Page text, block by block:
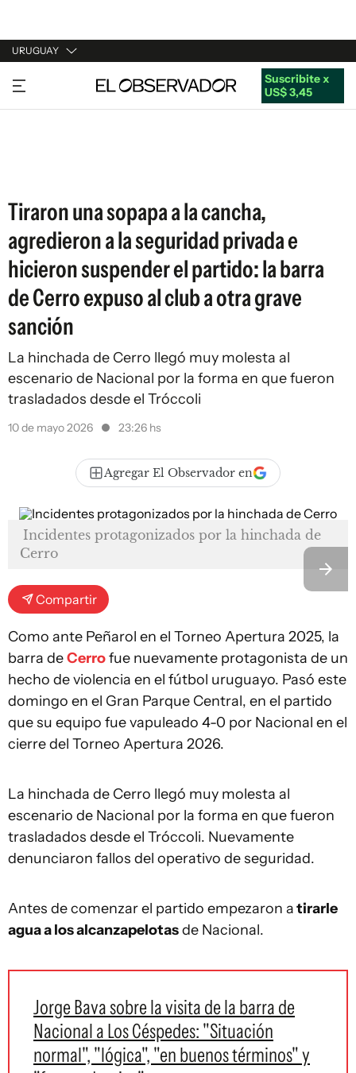
URUGUAY
URUGUAY
ARGENTINA
Suscribite x
US$ 3,45
Tiraron una sopapa a la cancha,
agredieron a la seguridad privada e
hicieron suspender el partido: la barra
de Cerro expuso al club a otra grave
sanción
La hinchada de Cerro llegó muy molesta al
escenario de Nacional por la forma en que fueron
trasladados desde el Tróccoli
10 de mayo 2026 23:26 hs
Agregar El Observador en
Incidentes protagonizados por la hinchada de
Cerro
Compartir
Como ante Peñarol en el Torneo Apertura 2025, la
barra deCerrofue nuevamente protagonista de un
hecho de violencia en el fútbol uruguayo. Pasó este
domingo en el Gran Parque Central, en el partido
que su equipo fue vapuleado 4-0 por Nacional en el
cierre del Torneo Apertura 2026.
La hinchada de Cerro llegó muy molesta al
escenario de Nacional por la forma en que fueron
trasladados desde el Tróccoli. Nuevamente
denunciaron fallos del operativo de seguridad.
Antes de comenzar el partido empezaron atirarle
agua a los alcanzapelotasde Nacional.
Jorge Bava sobre la visita de la barra de
Nacional a Los Céspedes: "Situación
normal", "lógica", "en buenos términos" y